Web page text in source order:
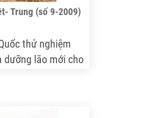
Trung (số 9-2009)
thử nghiệm
dưỡng lão mới cho